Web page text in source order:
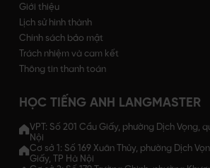
Giới thiệu
Lịch sử hình thành
Chính sách bảo mật
Trách nhiệm và cam kết
Thông tin thanh toán
HỌC TIẾNG ANH LANGMASTER
VPT: Số 201 Cầu Giấy, phường Dịch Vọng,
Nội
Cơ sở 1: Số 169 Xuân Thủy, phường Dịch
Giấy, TP Hà Nội